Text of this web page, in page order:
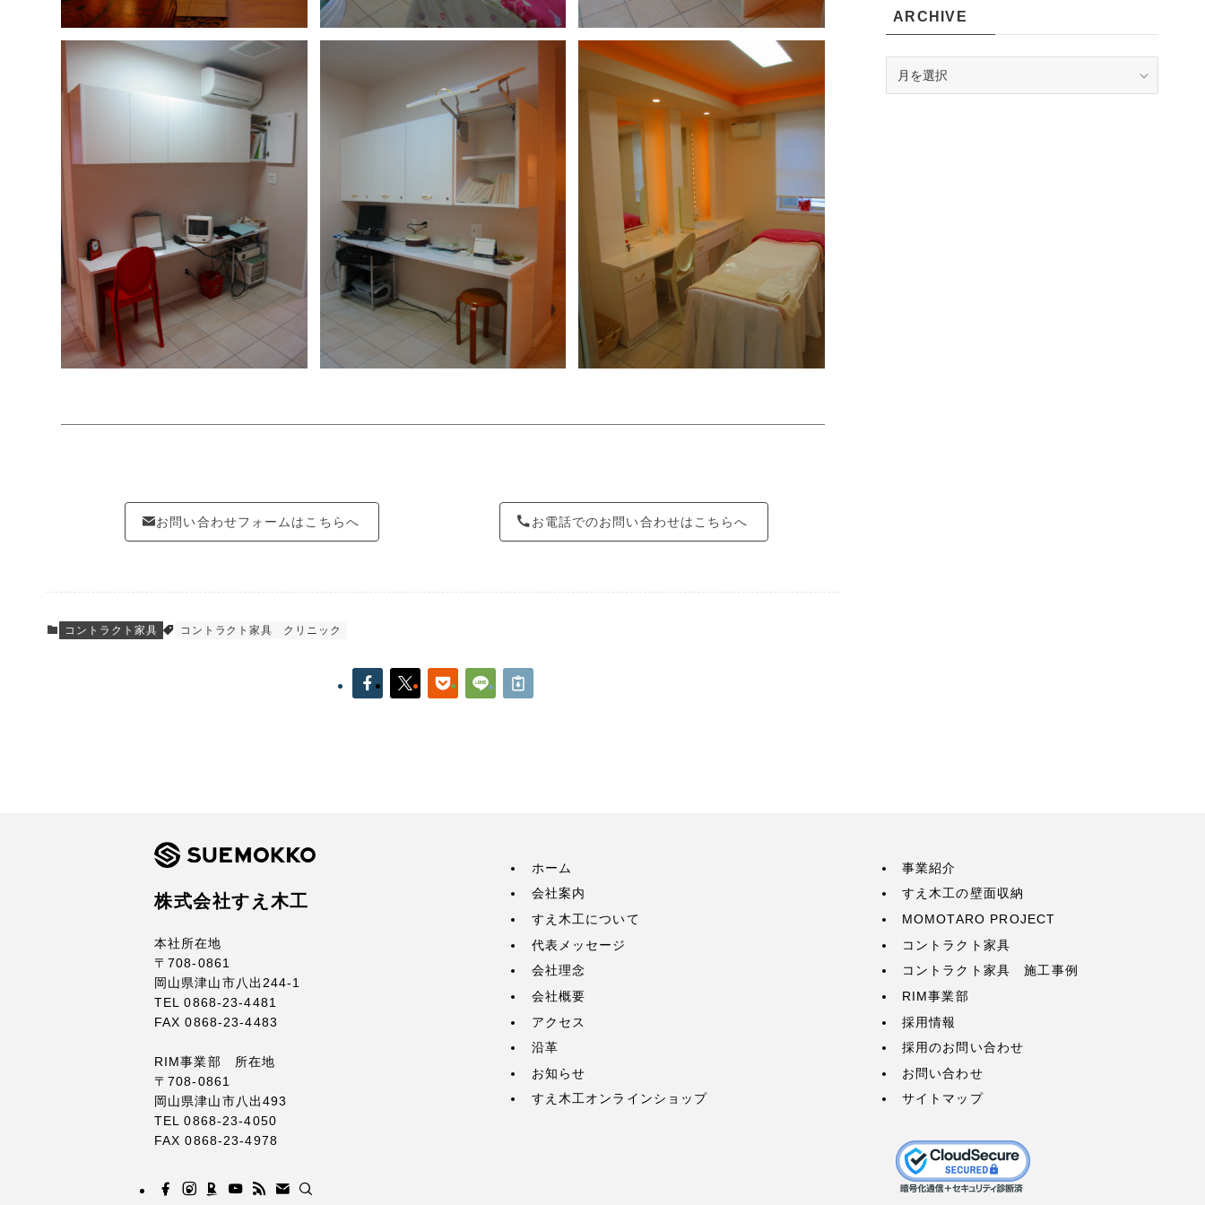
お問い合わせフォームはこちらへ お電話でのお問い合わせはこちらへ
コントラクト家具 コントラクト家具 クリニック
ARCHIVE
株式会社すえ木工
本社所在地
〒708-0861
岡山県津山市八出244-1
TEL 0868-23-4481
FAX 0868-23-4483
RIM事業部 所在地
〒708-0861
岡山県津山市八出493
TEL 0868-23-4050
FAX 0868-23-4978
ホーム
会社案内
すえ木工について
代表メッセージ
会社理念
会社概要
アクセス
沿革
お知らせ
すえ木工オンラインショップ
事業紹介
すえ木工の壁面収納
MOMOTARO PROJECT
コントラクト家具
コントラクト家具 施工事例
RIM事業部
採用情報
採用のお問い合わせ
お問い合わせ
サイトマップ